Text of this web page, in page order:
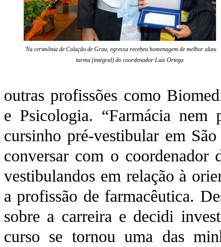
Na cerimônia de Colação de Grau, egressa recebeu homenagem de melhor aluna
turma (integral) do coordenador Luis Ortega
outras profissões como
e Psicologia. “Farmácia nem
cursinho pré-vestibular em
conversar com o coordenador
vestibulandos em relação à
a profissão de farmacêutica.
sobre a carreira e decidi
curso se tornou uma das